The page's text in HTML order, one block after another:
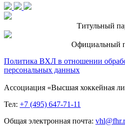
Титульный
Официальный
Политика ВХЛ в отношении
персональных данных
Ассоциация «Высшая хоккейная
Тел: +7 (495) 647-71-11
Общая электронная почта: